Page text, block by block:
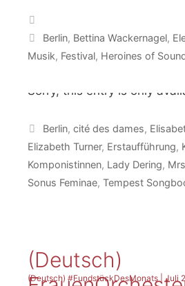
Tags
Berlin, Bettina Wackernagel,
Musik, Festival, Heroines of
Erstaufführung
Thursday April 9th, 2026
Sorry, this entry is only
Tags
Berlin, cité des dames,
Elizabeth Turner, Erstaufführung,
Komponistinnen, Lady Dering,
Sonus Feminae, Tempest
(Deutsch)
Page
1 Page
2 … Page
6 Next→
(Deutsch) #FundstückDesMonats | Juli